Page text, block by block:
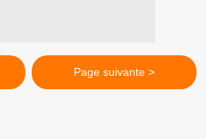
Page suivante >